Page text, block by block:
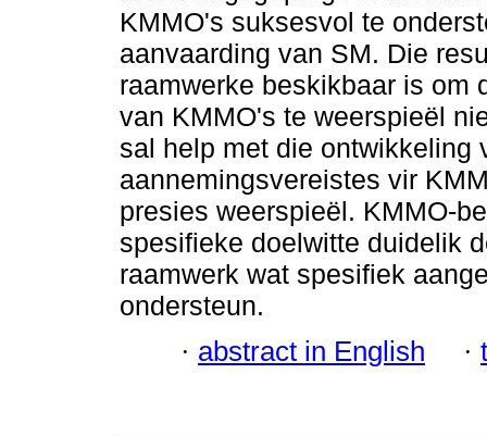
KMMO's suksesvol te
aanvaarding van SM. Die
raamwerke beskikbaar is om
van KMMO's te weerspieël
sal help met die ontwikkeling
aannemingsvereistes vir
presies weerspieël. KMMO-
spesifieke doelwitte duidelik
raamwerk wat spesifiek
ondersteun.
· abstract in English ·